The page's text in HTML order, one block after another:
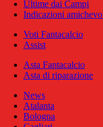
Ultime dai Campi
Indicazioni
Voti Fantacalcio
Assist
Asta Fantacalcio
Asta di riparazione
News
Atalanta
Bologna